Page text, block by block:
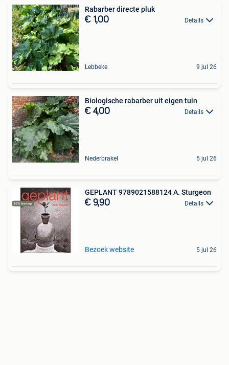
Rabarber directe pluk
€ 1,00 Details
Lebbeke 9 jul 26
Biologische rabarber uit eigen tuin
€ 4,00 Details
Nederbrakel 5 jul 26
GEPLANT 9789021588124 A. Sturgeon
€ 9,90 Details
Bezoek website 5 jul 26